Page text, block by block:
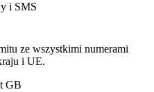
i SMS
ze wszystkimi numerami
i UE.
GB